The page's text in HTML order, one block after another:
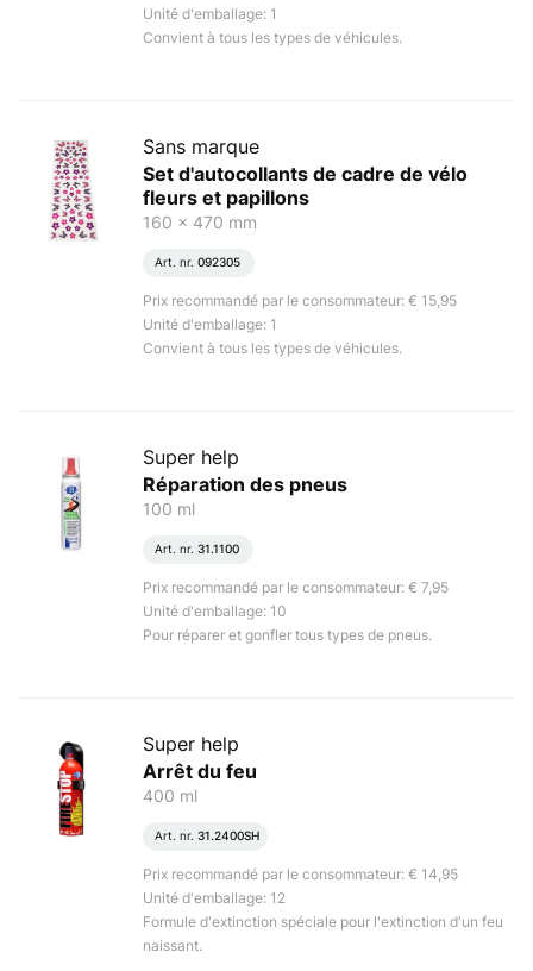
Unité d'emballage: 1
Convient à tous les types de véhicules.
Sans marque
Set d'autocollants de cadre de vélo
fleurs et papillons
160 x 470 mm
Art. nr. 092305
Prix recommandé par le consommateur: € 15,95
Unité d'emballage: 1
Convient à tous les types de véhicules.
Super help
Réparation des pneus
100 ml
Art. nr. 31.1100
Prix recommandé par le consommateur: € 7,95
Unité d'emballage: 10
Pour réparer et gonfler tous types de pneus.
Super help
Arrêt du feu
400 ml
Art. nr. 31.2400SH
Prix recommandé par le consommateur: € 14,95
Unité d'emballage: 12
Formule d'extinction spéciale pour l'extinction d'un feu
naissant.